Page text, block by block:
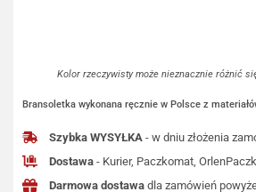
Kolor rzeczywisty może nieznacznie różnić
Bransoletka wykonana ręcznie w Polsce z
Szybka WYSYŁKA - w dniu złożenia
Dostawa - Kurier, Paczkomat,
Darmowa dostawa dla zamówień